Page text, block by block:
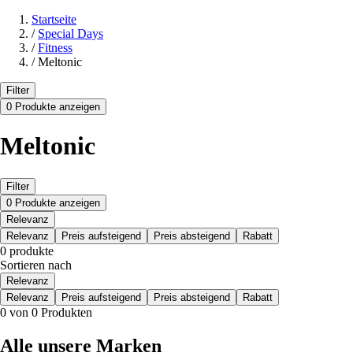
Startseite
/ Special Days
/ Fitness
/ Meltonic
Filter
0 Produkte anzeigen
Meltonic
Filter
0 Produkte anzeigen
Relevanz
Relevanz
Preis aufsteigend Preis absteigend Rabatt
0 produkte
Sortieren nach
Relevanz
Relevanz
Preis aufsteigend Preis absteigend Rabatt
0 von 0 Produkten
Alle unsere Marken